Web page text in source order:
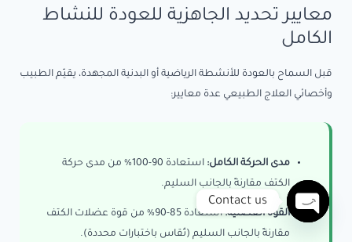
معايير تحديد الجاهزية للعودة للنشاط
الكامل
قبل السماح بالعودة للأنشطة الرياضية أو البدنية المجهدة، يقيّم الطبيب
وأخصائي العلاج الطبيعي عدة معايير:
مدى الحركة الكامل:
استعادة 90-100% من مدى حركة
الكتف مقارنةً بالجانب السليم.
القوة العضلية:
استعادة 85-90% من قوة عضلات الكتف
مقارنةً بالجانب السليم (تُقاس باختبارات محددة).
Contact us
Open